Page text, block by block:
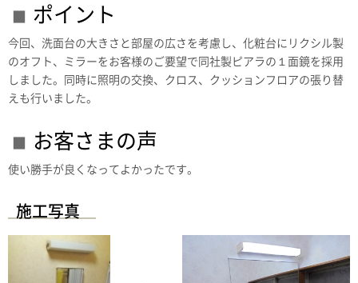
ポイント
今回、洗面台の大きさと部屋の広さを考慮し、化粧台にリクシル製
のオフト、ミラーをお客様のご要望で同社製ピアラの１面鏡を採用
しました。同時に照明の交換、クロス、クッションフロアの張り替
えも行いました。
お客さまの声
使い勝手が良くなってよかったです。
施工写真